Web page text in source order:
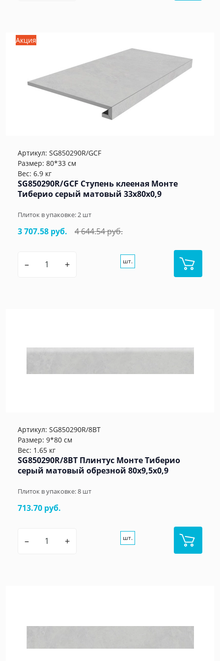
Акция
Артикул: SG850290R/GCF
Размер: 80*33 см
Вес: 6.9 кг
SG850290R/GCF Ступень клееная Монте
Тиберио серый матовый 33x80x0,9
Плиток в упаковке:2 шт
3 707.58 руб. 4 644.54 руб.
– + шт.
Артикул: SG850290R/8BT
Размер: 9*80 см
Вес: 1.65 кг
SG850290R/8BT Плинтус Монте Тиберио
серый матовый обрезной 80x9,5x0,9
Плиток в упаковке:8 шт
713.70 руб.
– + шт.